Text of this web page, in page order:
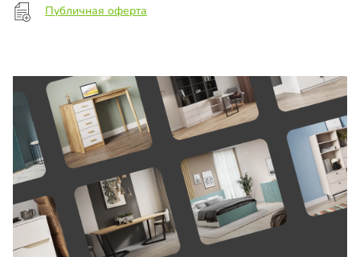
Публичная оферта